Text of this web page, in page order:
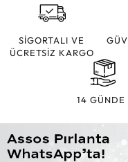
SİGORTALI VE
ÜCRETSİZ KARGO
14 GÜNDE